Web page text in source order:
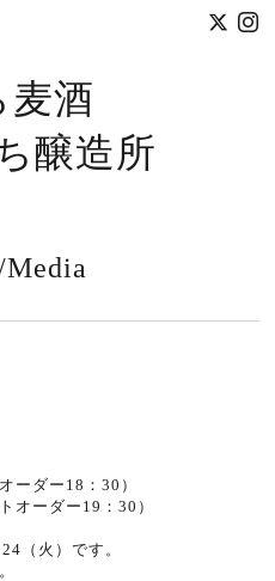
麦酒
醸造所
ーダー18：30）
オーダー19：30）
（火）です。